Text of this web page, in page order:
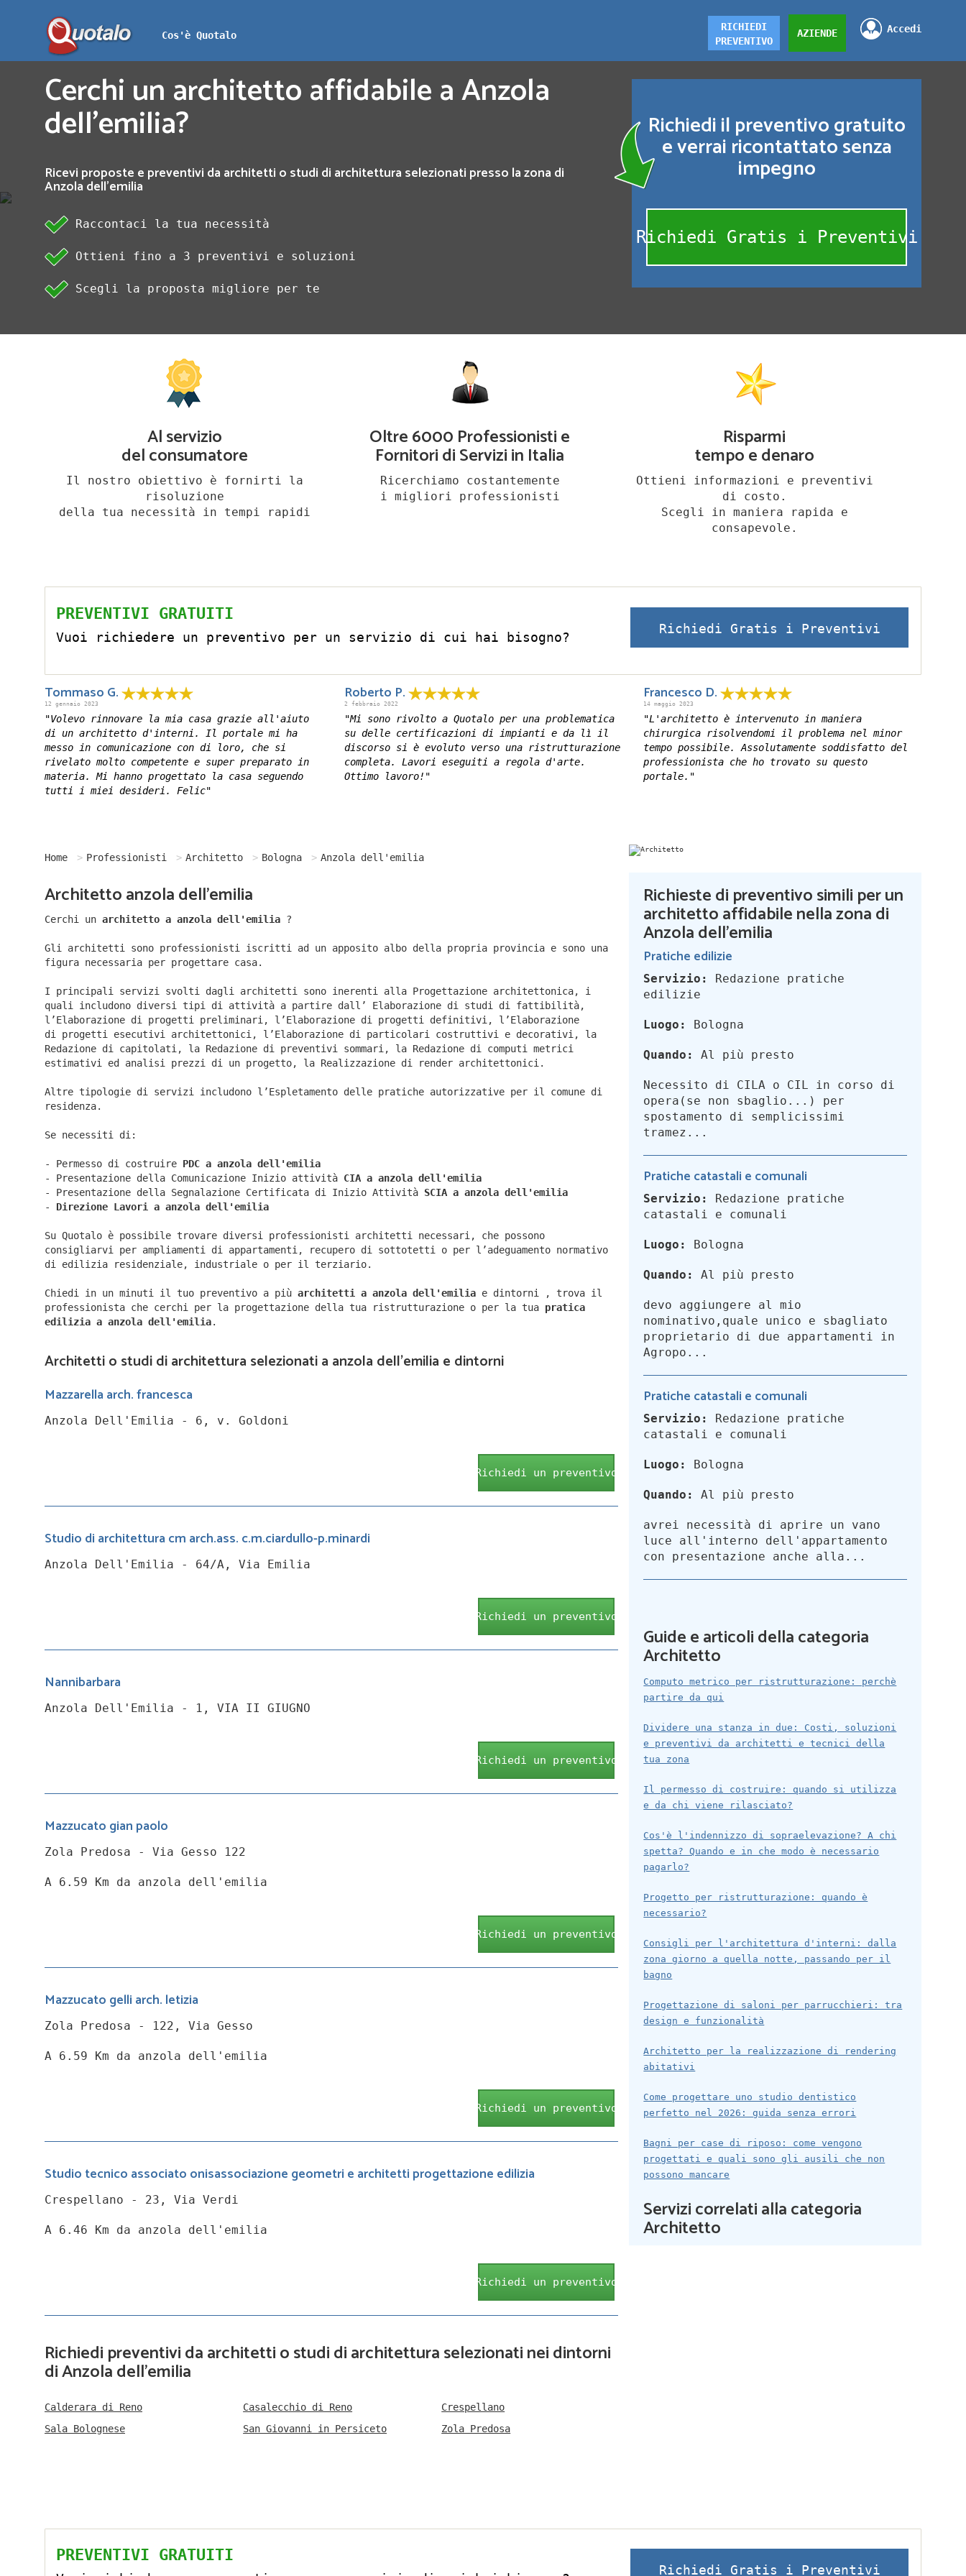
Cos'è Quotalo
Accedi
AZIENDE
RICHIEDI
PREVENTIVO
Cerchi un architetto affidabile a Anzola
dell'emilia?
Ricevi proposte e preventivi da architetti o studi di architettura selezionati presso la zona di
Anzola dell'emilia
Raccontaci la tua necessità
Ottieni fino a 3 preventivi e soluzioni
Scegli la proposta migliore per te
Richiedi il preventivo gratuito
e verrai ricontattato senza
impegno
Richiedi Gratis i Preventivi
Al servizio
del consumatore
Il nostro obiettivo è fornirti la
risoluzione
della tua necessità in tempi rapidi
Oltre 6000 Professionisti e
Fornitori di Servizi in Italia
Ricerchiamo costantemente
i migliori professionisti
Risparmi
tempo e denaro
Ottieni informazioni e preventivi
di costo.
Scegli in maniera rapida e
consapevole.
PREVENTIVI GRATUITI
Vuoi richiedere un preventivo per un servizio di cui hai bisogno?
Richiedi Gratis i Preventivi
Tommaso G.
12 gennaio 2023
"Volevo rinnovare la mia casa grazie all'aiuto
di un architetto d'interni. Il portale mi ha
messo in comunicazione con di loro, che si
rivelato molto competente e super preparato in
materia. Mi hanno progettato la casa seguendo
tutti i miei desideri. Felic"
Roberto P.
2 febbraio 2022
"Mi sono rivolto a Quotalo per una problematica
su delle certificazioni di impianti e da lì il
discorso si è evoluto verso una ristrutturazione
completa. Lavori eseguiti a regola d'arte.
Ottimo lavoro!"
Francesco D.
14 maggio 2023
"L'architetto è intervenuto in maniera
chirurgica risolvendomi il problema nel minor
tempo possibile. Assolutamente soddisfatto del
professionista che ho trovato su questo
portale."
Home Professionisti Architetto Bologna Anzola dell'emilia
Architetto anzola dell'emilia
Cerchi un architetto a anzola dell'emilia ?
Gli architetti sono professionisti iscritti ad un apposito albo della propria provincia e sono una
figura necessaria per progettare casa.
I principali servizi svolti dagli architetti sono inerenti alla Progettazione architettonica, i
quali includono diversi tipi di attività a partire dall’ Elaborazione di studi di fattibilità,
l’Elaborazione di progetti preliminari, l’Elaborazione di progetti definitivi, l’Elaborazione
di progetti esecutivi architettonici, l’Elaborazione di particolari costruttivi e decorativi, la
Redazione di capitolati, la Redazione di preventivi sommari, la Redazione di computi metrici
estimativi ed analisi prezzi di un progetto, la Realizzazione di render architettonici.
Altre tipologie di servizi includono l’Espletamento delle pratiche autorizzative per il comune di
residenza.
Se necessiti di:
- Permesso di costruire PDC a anzola dell'emilia
- Presentazione della Comunicazione Inizio attività CIA a anzola dell'emilia
- Presentazione della Segnalazione Certificata di Inizio Attività SCIA a anzola dell'emilia
- Direzione Lavori a anzola dell'emilia
Su Quotalo è possibile trovare diversi professionisti architetti necessari, che possono
consigliarvi per ampliamenti di appartamenti, recupero di sottotetti o per l’adeguamento normativo
di edilizia residenziale, industriale o per il terziario.
Chiedi in un minuti il tuo preventivo a più architetti a anzola dell'emilia e dintorni ,
trova il
professionista che cerchi per la progettazione della tua ristrutturazione o per la tua pratica
edilizia a anzola dell'emilia.
Architetti o studi di architettura selezionati a anzola dell'emilia e dintorni
Mazzarella arch. francesca
Anzola Dell'Emilia - 6, v. Goldoni
Richiedi un preventivo
Studio di architettura cm arch.ass. c.m.ciardullo-p.minardi
Anzola Dell'Emilia - 64/A, Via Emilia
Richiedi un preventivo
Nannibarbara
Anzola Dell'Emilia - 1, VIA II GIUGNO
Richiedi un preventivo
Mazzucato gian paolo
Zola Predosa - Via Gesso 122
A 6.59 Km da anzola dell'emilia
Richiedi un preventivo
Mazzucato gelli arch. letizia
Zola Predosa - 122, Via Gesso
A 6.59 Km da anzola dell'emilia
Richiedi un preventivo
Studio tecnico associato onisassociazione geometri e architetti progettazione edilizia
Crespellano - 23, Via Verdi
A 6.46 Km da anzola dell'emilia
Richiedi un preventivo
Richiedi preventivi da architetti o studi di architettura selezionati nei dintorni
di Anzola dell'emilia
Calderara di Reno Casalecchio di Reno
Crespellano
Sala Bolognese
San Giovanni in Persiceto Zola Predosa
Richieste di preventivo simili per un
architetto affidabile nella zona di
Anzola dell'emilia
Pratiche edilizie
Servizio:
Redazione pratiche
edilizie
Luogo: Bologna
Quando: Al più presto
Necessito di CILA o CIL in corso di
opera(se non sbaglio...) per
spostamento di semplicissimi
tramez...
Pratiche catastali e comunali
Servizio:
Redazione pratiche
catastali e comunali
Luogo: Bologna
Quando: Al più presto
devo aggiungere al mio
nominativo,quale unico e sbagliato
proprietario di due appartamenti in
Agropo...
Pratiche catastali e comunali
Servizio:
Redazione pratiche
catastali e comunali
Luogo: Bologna
Quando: Al più presto
avrei necessità di aprire un vano
luce all'interno dell'appartamento
con presentazione anche alla...
Guide e articoli della categoria
Architetto
Computo metrico per ristrutturazione: perchè
partire da qui
Dividere una stanza in due: Costi, soluzioni
e preventivi da architetti e tecnici della
tua zona
Il permesso di costruire: quando si utilizza
e da chi viene rilasciato?
Cos'è l'indennizzo di sopraelevazione? A chi
spetta? Quando e in che modo è necessario
pagarlo?
Progetto per ristrutturazione: quando è
necessario?
Consigli per l'architettura d'interni: dalla
zona giorno a quella notte, passando per il
bagno
Progettazione di saloni per parrucchieri: tra
design e funzionalità
Architetto per la realizzazione di rendering
abitativi
Come progettare uno studio dentistico
perfetto nel 2026: guida senza errori
Bagni per case di riposo: come vengono
progettati e quali sono gli ausili che non
possono mancare
Servizi correlati alla categoria
Architetto
PREVENTIVI GRATUITI
Richiedi Gratis i Preventivi